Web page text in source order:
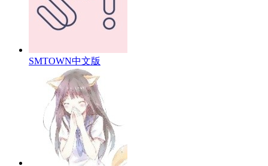
SMTOWN中文版